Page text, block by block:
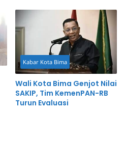
Kabar Kota Bima
Wali Kota Bima Genjot Nilai
SAKIP, Tim KemenPAN-RB
Turun Evaluasi